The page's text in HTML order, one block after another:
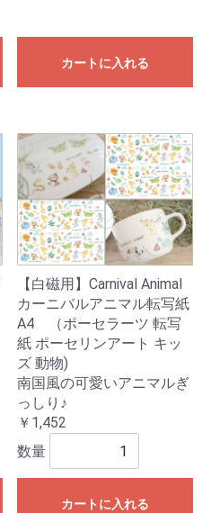
カートに入れる
【白磁用】Carnival Animal
カーニバルアニマル転写紙
A4 （ポーセラーツ 転写
紙 ポーセリンアート キッ
ズ 動物)
南国風の可愛いアニマルぎ
っしり♪
￥1,452
数量
カートに入れる